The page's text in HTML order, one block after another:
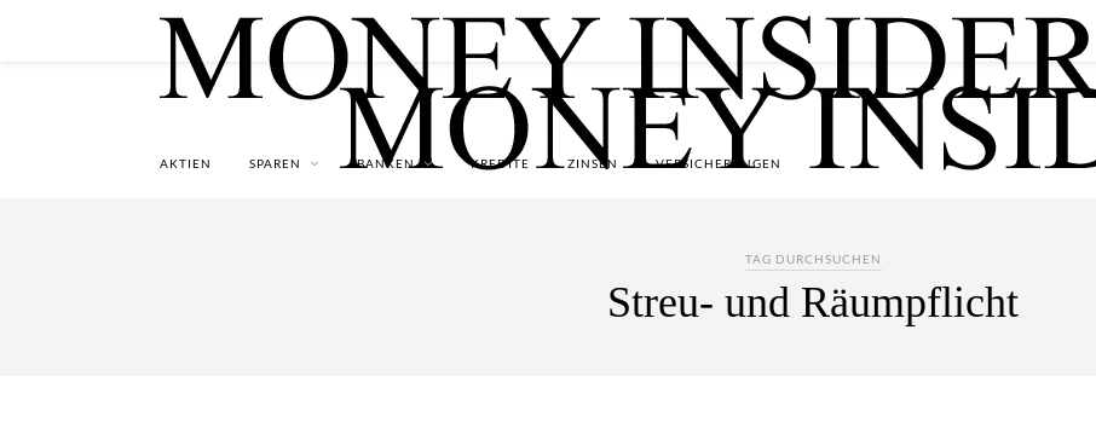
AKTIEN SPAREN BANKEN KREDITE ZINSEN VERSICHERUNGEN
TAG DURCHSUCHEN
Streu- und Räumpflicht